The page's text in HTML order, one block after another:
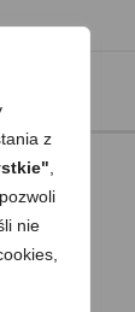
z
nie
zupa